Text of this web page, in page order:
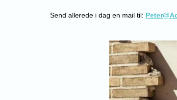
Send allerede i dag en mail til: